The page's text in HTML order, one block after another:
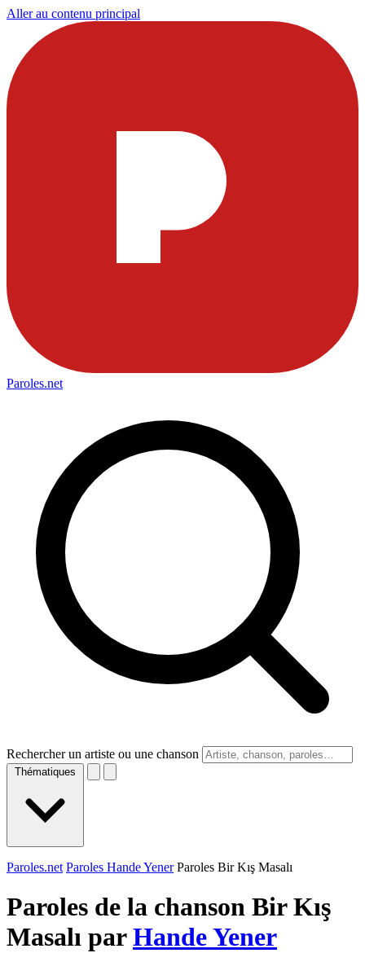
Aller au contenu principal
Paroles.net
Rechercher un artiste ou une chanson
Thématiques
Paroles.net Paroles Hande Yener Paroles Bir Kış Masalı
Paroles de la chanson Bir Kış
Masalı parHande Yener